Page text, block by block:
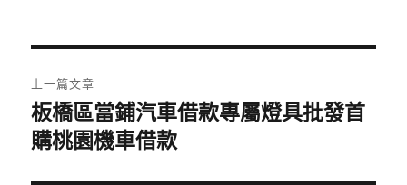
章
導
上一篇文章
上
一
板橋區當鋪汽車借款專屬燈具批發首
購桃園機車借款